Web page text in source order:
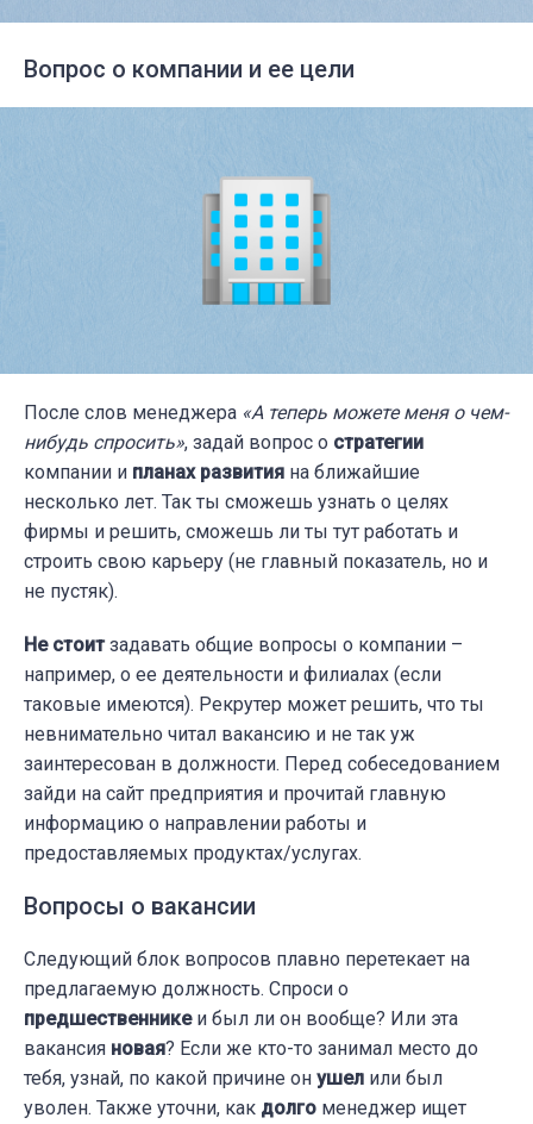
Вопрос о компании и ее цели
После слов менеджера «А теперь можете меня о чем-
нибудь спросить», задай вопрос о стратегии
компании и планах развития на ближайшие
несколько лет. Так ты сможешь узнать о целях
фирмы и решить, сможешь ли ты тут работать и
строить свою карьеру (не главный показатель, но и
не пустяк).
Не стоитзадавать общие вопросы о компании –
например, о ее деятельности и филиалах (если
таковые имеются). Рекрутер может решить, что ты
невнимательно читал вакансию и не так уж
заинтересован в должности. Перед собеседованием
зайди на сайт предприятия и прочитай главную
информацию о направлении работы и
предоставляемых продуктах/услугах.
Вопросы о вакансии
Следующий блок вопросов плавно перетекает на
предлагаемую должность. Спроси о
предшественнике и был ли он вообще? Или эта
вакансия новая? Если же кто-то занимал место до
тебя, узнай, по какой причине он ушел или был
уволен. Также уточни, как долго менеджер ищет